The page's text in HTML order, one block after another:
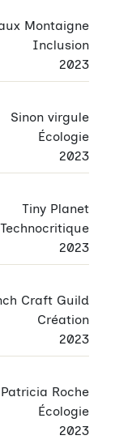
Montaigne
Inclusion
2023
Sinon virgule
Écologie
2023
Tiny Planet
2023
Craft Guild
Création
2023
Patricia Roche
Écologie
2023